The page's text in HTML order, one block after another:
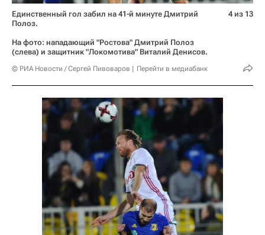
Единственный гол забил на 41-й минуте Дмитрий
Полоз.
На фото: нападающий "Ростова" Дмитрий Полоз
(слева) и защитник "Локомотива" Виталий Денисов.
© РИА Новости / Сергей Пивоваров Перейти в медиабанк
4 из 13